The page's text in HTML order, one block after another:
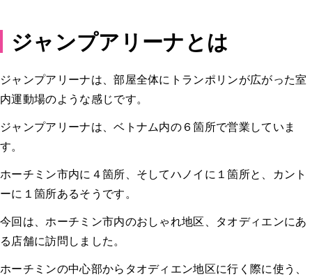
ジャンプアリーナとは
ジャンプアリーナは、部屋全体にトランポリンが広がった室
内運動場のような感じです。
ジャンプアリーナは、ベトナム内の６箇所で営業していま
す。
ホーチミン市内に４箇所、そしてハノイに１箇所と、カント
ーに１箇所あるそうです。
今回は、ホーチミン市内のおしゃれ地区、タオディエンにあ
る店舗に訪問しました。
ホーチミンの中心部からタオディエン地区に行く際に使う、